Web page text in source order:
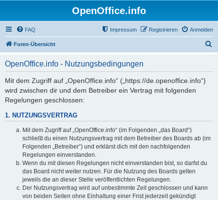
OpenOffice.info
FAQ Anmelden
Registrieren
Impressum
Foren-Übersicht
OpenOffice.info - Nutzungsbedingungen
Mit dem Zugriff auf „OpenOffice.info“ („https://de.openoffice.info“)
wird zwischen dir und dem Betreiber ein Vertrag mit folgenden
Regelungen geschlossen:
1. NUTZUNGSVERTRAG
Mit dem Zugriff auf „OpenOffice.info“ (im Folgenden „das Board“)
schließt du einen Nutzungsvertrag mit dem Betreiber des Boards ab (im
Folgenden „Betreiber“) und erklärst dich mit den nachfolgenden
Regelungen einverstanden.
Wenn du mit diesen Regelungen nicht einverstanden bist, so darfst du
das Board nicht weiter nutzen. Für die Nutzung des Boards gelten
jeweils die an dieser Stelle veröffentlichten Regelungen.
Der Nutzungsvertrag wird auf unbestimmte Zeit geschlossen und kann
von beiden Seiten ohne Einhaltung einer Frist jederzeit gekündigt